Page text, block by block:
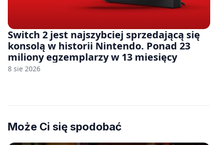
Switch 2 jest najszybciej sprzedającą się
konsolą w historii Nintendo. Ponad 23
miliony egzemplarzy w 13 miesięcy
8 sie 2026
Może Ci się spodobać